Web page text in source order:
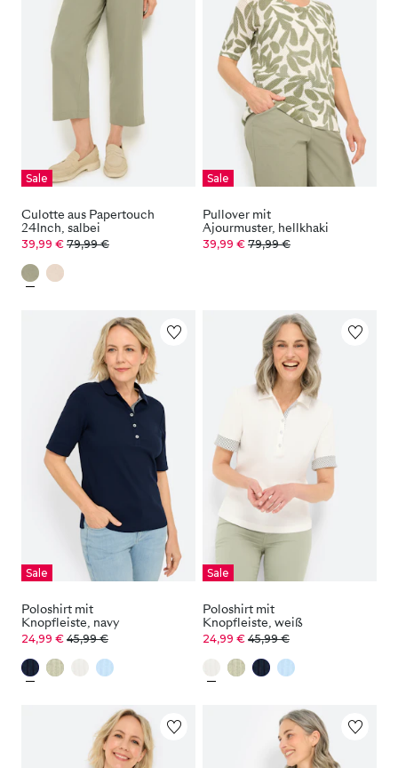
Sale
Culotte aus Papertouch
24Inch, salbei
39,99 € 79,99 €
Sale
Pullover mit
Ajourmuster, hellkhaki
39,99 € 79,99 €
Sale
Poloshirt mit
Knopfleiste, navy
24,99 € 45,99 €
Sale
Poloshirt mit
Knopfleiste, weiß
24,99 € 45,99 €